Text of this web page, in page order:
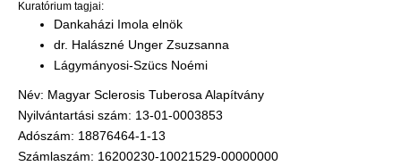
Kuratórium tagjai:
Dankaházi Imola elnök
dr. Halászné Unger Zsuzsanna
Lágymányosi-Szücs Noémi
Név: Magyar Sclerosis Tuberosa Alapítvány
Nyilvántartási szám: 13-01-0003853
Adószám: 18876464-1-13
Számlaszám: 16200230-10021529-00000000